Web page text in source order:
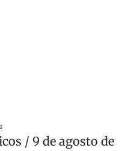
/ 9 de agosto de